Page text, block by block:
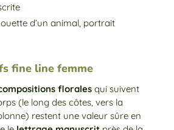
d’un animal, portrait
fine line femme
floralesqui suivent
(le long des côtes, vers la
restent une valeur sûre en